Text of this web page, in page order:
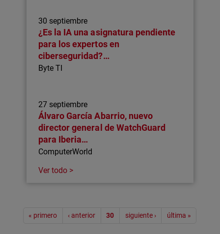
30 septiembre
¿Es la IA una asignatura pendiente
para los expertos en
ciberseguridad?…
Byte TI
27 septiembre
Álvaro García Abarrio, nuevo
director general de WatchGuard
para Iberia…
ComputerWorld
Ver todo >
Paginación
« primero ‹ anterior 30 siguiente › última »